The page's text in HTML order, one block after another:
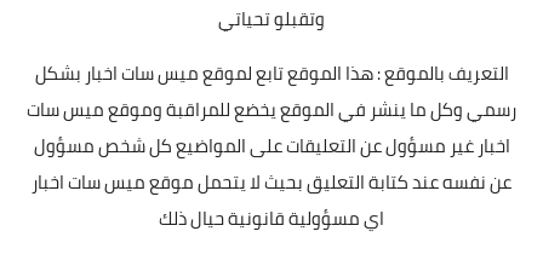
وتقبلو تحياتي
التعريف بالموقع : هذا الموقع تابع لموقع ميس سات اخبار بشكل
رسمي وكل ما ينشر في الموقع يخضع للمراقبة وموقع ميس سات
اخبار غير مسؤول عن التعليقات على المواضيع كل شخص مسؤول
عن نفسه عند كتابة التعليق بحيث لا يتحمل موقع ميس سات اخبار
اي مسؤولية قانونية حيال ذلك